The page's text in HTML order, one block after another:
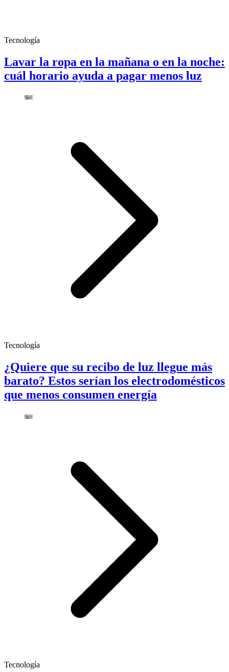
Tecnología
Lavar la ropa en la mañana o en la noche:
cuál horario ayuda a pagar menos luz
Tecnología
¿Quiere que su recibo de luz llegue más
barato? Estos serían los electrodomésticos
que menos consumen energía
Tecnología